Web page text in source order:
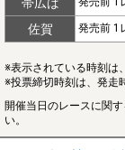
佐賀 発売前 1
※表示されている時刻は
※投票締切時刻は、発走
開催当日のレースに関
い。